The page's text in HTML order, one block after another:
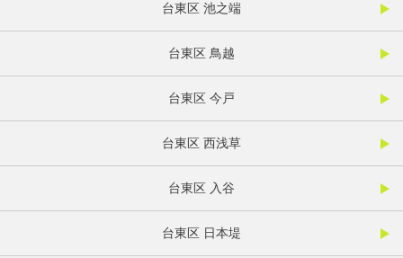
台東区 池之端
台東区 鳥越
台東区 今戸
台東区 西浅草
台東区 入谷
台東区 日本堤